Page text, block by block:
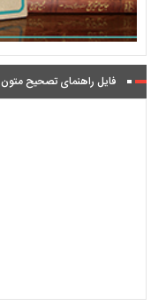
فایل راهنمای تصحیح متون